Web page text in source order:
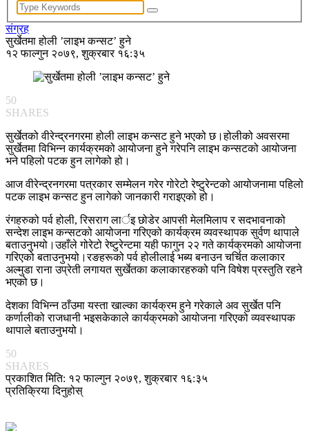
संग्रह
सुर्खेतमा होली ’लाइभ कन्सट’ हुने
१२ फाल्गुन २०७९, शुक्रबार १६:३५
50
SHARES
सुर्खेतको वीरेन्द्रनगरमा होली लाइभ कन्सट हुने भएको छ।होलीको अवसरमा
सुर्खेतमा विभिन्न कार्यक्रमको आयोजना हुने गरेपनि लाइभ कन्सटको आयोजना
भने पहिलो पटक हुन लागेको हो।
आज वीरेन्द्रनगरमा पत्रकार सम्मेलन गरेर गोरेटो रेष्टुरेन्टको आयोजनामा पहिलो
पटक लाइभ कन्सट हुन लागेको जानकारी गराइएको हो।
रंगहरुको पर्व होली, रिसराग लार्इ छोडेर आपसी मेलमिलाप र सदभावनाको
सन्देश लाइभ कन्सटको आयोजना गरिएको कार्यक्रम व्यवस्थापक सुर्वण थापाले
बताउनुभयो।उहाँले गोरेटो रेष्टुरेन्टमा यही फागुन २२ गते कार्यक्रमको आयोजना
गरिएको बताउनुभयो।रङहरूको पर्व होलीलाई भब्य बनाउन चर्चित कलाकार
अल्मुडा राना उप्रेती लगायत सुर्खेतका कलाकारहरुको पनि विषेश प्रस्तुति रहने
भएको छ।
देशका विभिन्न ठाँउमा यस्ता खाल्का कार्यक्रम हुने गरेकाले अव सुर्खेत पनि
कर्णालीको राजधानी भइसकेकाले कार्यक्रमको आयोजना गरिएको व्यवस्थापक
थापाले बताउनुभयो।
50
SHARES
प्रकाशित मिति: १२ फाल्गुन २०७९, शुक्रबार १६:३५
प्रतिक्रिया दिनुहोस्